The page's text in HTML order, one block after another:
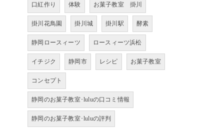
口紅作り 体験 お菓子教室 掛川
掛川花鳥園 掛川城 掛川駅 酵素
静岡ロースィーツ ロースィーツ浜松
イチジク 静岡市 レシピ お菓子教室
コンセプト
静岡のお菓子教室･luluの口コミ情報
静岡のお菓子教室･luluの評判